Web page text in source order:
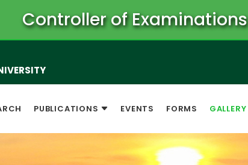
Controller of Examinations
PUBLICATIONS EVENTS FORMS GALLERY